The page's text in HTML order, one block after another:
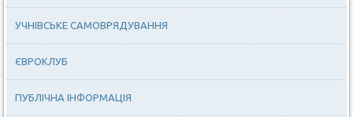
УЧНІВСЬКЕ САМОВРЯДУВАННЯ
ЄВРОКЛУБ
ПУБЛІЧНА ІНФОРМАЦІЯ